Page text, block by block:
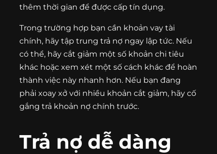
thêm thời gian để được cấp tín dụng.
Trong trường hợp bạn cần khoản vay tài
chính, hãy tập trung trả nợ ngay lập tức. Nếu
có thể, hãy cắt giảm một số khoản chi tiêu
khác hoặc xem xét một số cách khác để hoàn
thành việc này nhanh hơn. Nếu bạn đang
phải xoay xở với nhiều khoản cắt giảm, hãy cố
gắng trả khoản nợ chính trước.
Trả nợ dễ dàng